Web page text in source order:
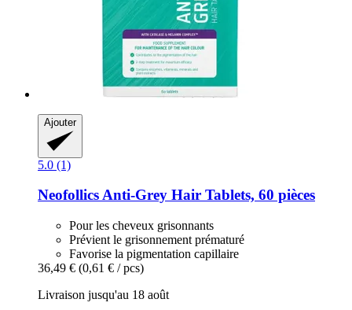
Ajouter
5.0 (1)
NeofollicsAnti-​Grey Hair Tablets, 60 pièces
Pour les cheveux grisonnants
Prévient le grisonnement prématuré
Favorise la pigmentation capillaire
36,49 € (0,61 € / pcs)
Livraison jusqu'au 18 août